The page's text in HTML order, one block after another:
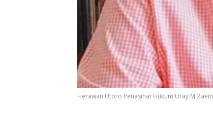
Herawan Utoro Penasihat Hukum Uray M.Zaein